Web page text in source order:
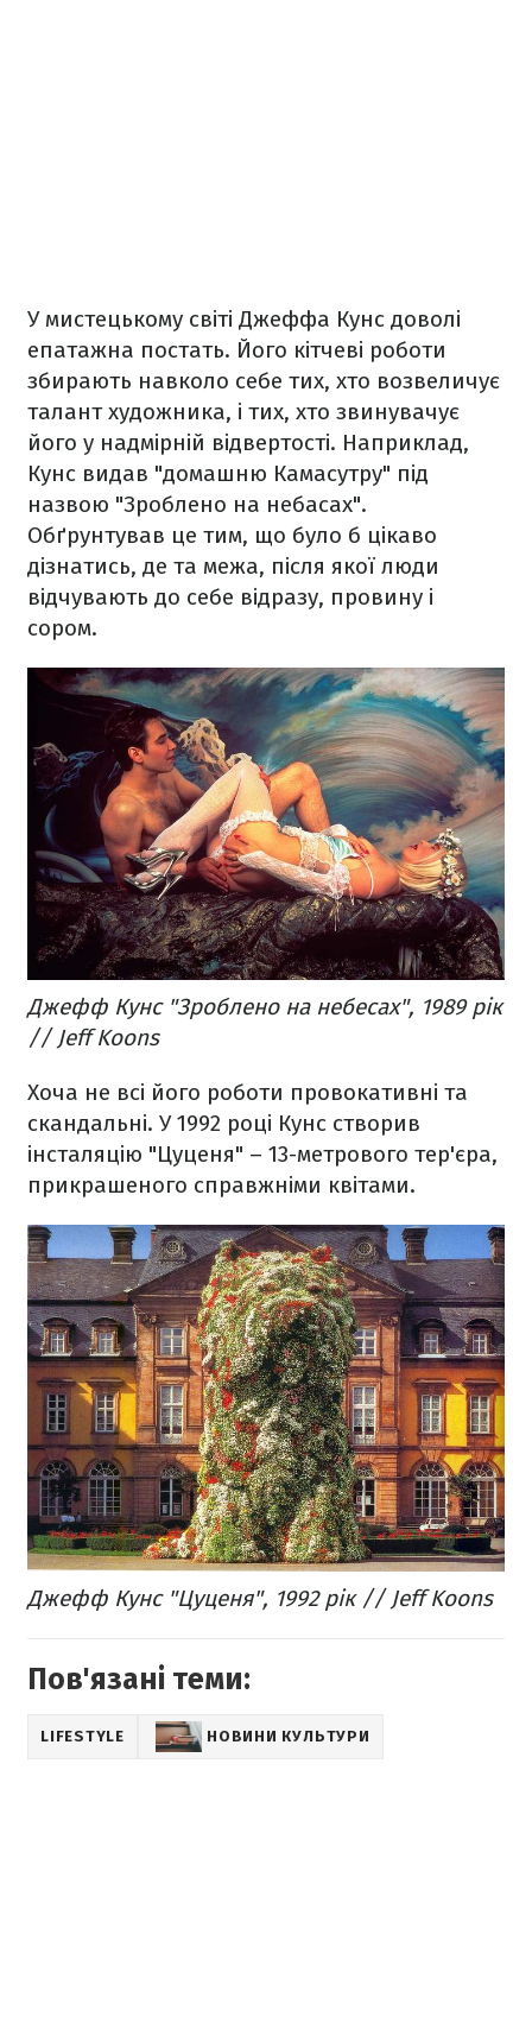
У мистецькому світі Джеффа Кунс доволі
епатажна постать. Його кітчеві роботи
збирають навколо себе тих, хто возвеличує
талант художника, і тих, хто звинувачує
його у надмірній відвертості. Наприклад,
Кунс видав "домашню Камасутру" під
назвою "Зроблено на небасах".
Обґрунтував це тим, що було б цікаво
дізнатись, де та межа, після якої люди
відчувають до себе відразу, провину і
сором.
Джефф Кунс "Зроблено на небесах", 1989 рік
// Jeff Koons
Хоча не всі його роботи провокативні та
скандальні. У 1992 році Кунс створив
інсталяцію "Цуценя" – 13-метрового тер'єра,
прикрашеного справжніми квітами.
Джефф Кунс "Цуценя", 1992 рік // Jeff Koons
Пов'язані теми:
LIFESTYLE НОВИНИ КУЛЬТУРИ